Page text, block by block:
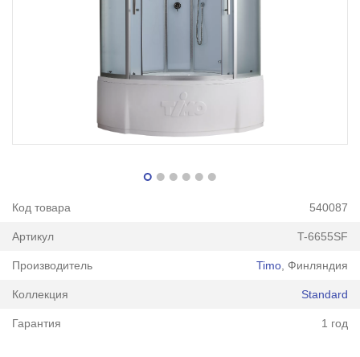
Код товара 540087
Артикул T-6655SF
Производитель Timo , Финляндия
Коллекция Standard
Гарантия 1 год